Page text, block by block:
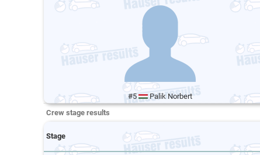
#5 Palik Norbert
Crew stage results
Stage